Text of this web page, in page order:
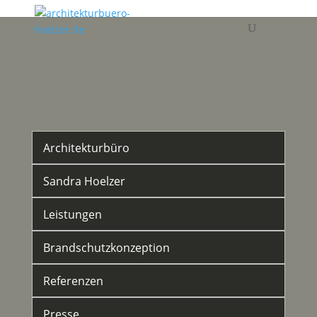
Architekturbüro
Sandra Hoelzer
Leistungen
Brandschutzkonzeption
Referenzen